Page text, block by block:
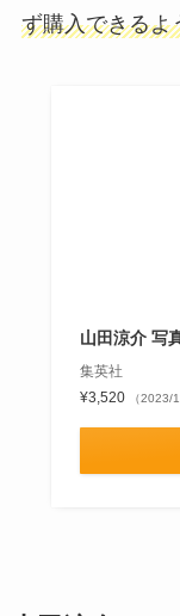
ず購入できるよ
山田涼介 写
集英社
¥3,520
（2023/